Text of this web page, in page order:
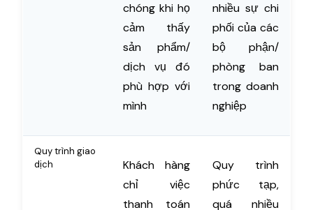
chóng khi họ
cảm thấy
sản phẩm/
dịch vụ đó
phù hợp với
mình
nhiều sự chi
phối của các
bộ phận/
phòng ban
trong doanh
nghiệp
Quy trình giao
dịch
Khách hàng
chỉ việc
thanh toán
Quy trình
phức tạp,
quá nhiều